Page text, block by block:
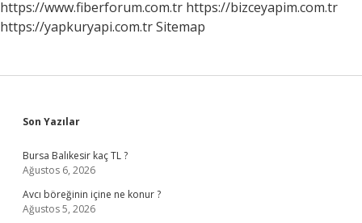
https://www.fiberforum.com.tr https://bizceyapim.com.tr
https://yapkuryapi.com.trSitemap
Sidebar
Son Yazılar
Bursa Balıkesir kaç TL ?
Ağustos 6, 2026
Avcı böreğinin içine ne konur ?
Ağustos 5, 2026